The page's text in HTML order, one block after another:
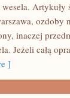
Artykuły
ozdoby
inaczej
Jeżeli całą
]